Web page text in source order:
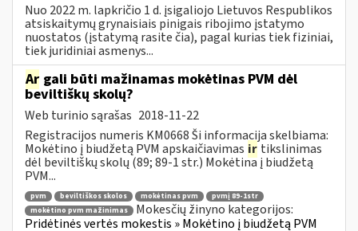
Nuo 2022 m. lapkričio 1 d. įsigaliojo Lietuvos Respublikos
atsiskaitymų grynaisiais pinigais ribojimo įstatymo
nuostatos (įstatymą rasite čia), pagal kurias tiek fiziniai,
tiek juridiniai asmenys...
Ar gali būti mažinamas mokėtinas PVM dėl
beviltiškų skolų?
Web turinio sąrašas 2018-11-22
Registracijos numeris KM0668 Ši informacija skelbiama:
Mokėtino į biudžetą PVM apskaičiavimas ir tikslinimas
dėl beviltiškų skolų (89; 89-1 str.) Mokėtina į biudžetą
PVM...
pvm beviltiškos skolos mokėtinas pvm
pvmį 89-1str
mokėtino pvm mažinimas
Mokesčių žinyno kategorijos:
Pridėtinės vertės mokestis » Mokėtino į biudžetą PVM